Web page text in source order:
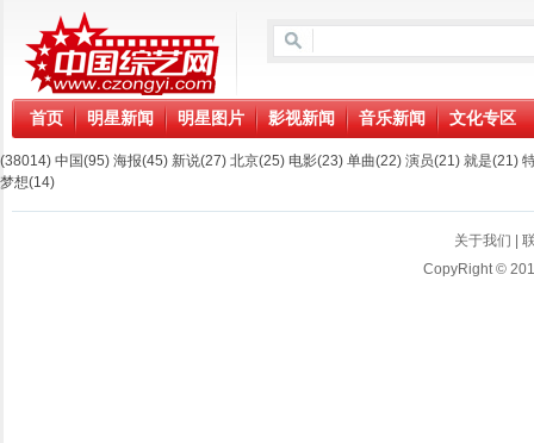
首页 明星新闻 明星图片 影视新闻 音乐新闻 文化专区
(38014) 中国(95) 海报(45) 新说(27) 北京(25) 电影(23) 单曲(22) 演员(21) 就是(21)
梦想(14)
关于我们
CopyRight ©